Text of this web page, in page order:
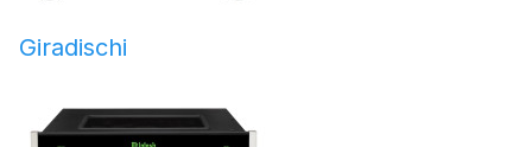
Giradischi